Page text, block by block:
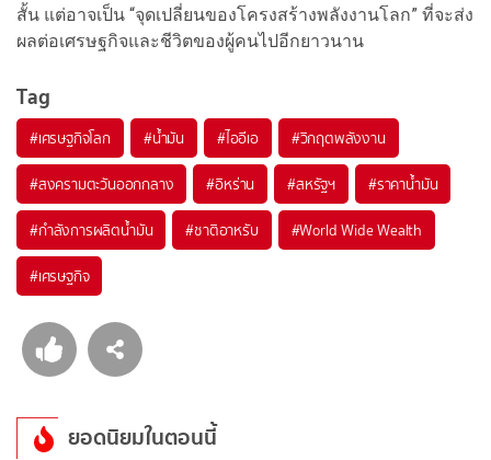
สั้น แต่อาจเป็น “จุดเปลี่ยนของโครงสร้างพลังงานโลก” ที่จะส่ง
ผลต่อเศรษฐกิจและชีวิตของผู้คนไปอีกยาวนาน
Tag
#เศรษฐกิจโลก #น้ำมัน #ไออีเอ #วิกฤตพลังงาน
#สงครามตะวันออกกลาง #อิหร่าน #สหรัฐฯ #ราคาน้ำมัน
#กำลังการผลิตน้ำมัน #ชาติอาหรับ #World Wide Wealth
#เศรษฐกิจ
ยอดนิยมในตอนนี้